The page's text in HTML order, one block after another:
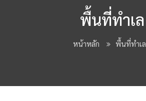
พื้นที่ทำเล
หน้าหลัก พื้นที่ทำเล